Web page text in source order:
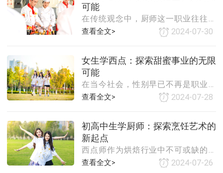
深度长期专业通常涵盖更为广泛和深
入的课程内容，从
么，学习西点并以此为基础创业，究
竟是一条怎样的道路呢？一、西点行
业的市场潜力随着消费升级和人们对
糕店、面包房，到新兴的烘焙工作
室、网红甜品店，西点
可能
在传统观念中，厨师这一职业往往被
视为女性的领域，但实际上，烹饪是
仅能够掌握一门实用的生活技能，更
有可能开启一段充满挑战与机遇的职
业旅程。以下是对男生学厨师这一选
择的深入探讨。一、烹饪技艺的实用
中，可以掌握各种烹饪技巧和方法，
了解食材的搭配和营养知识。这些实
用技能不仅能为他
2024-07-30
查看全文>
女生学西点：探索甜蜜事业的无限
可能
在当今社会，性别早已不再是职业选
择的限制，女生在各个领域都展现出
吸引了越来越多女生的目光。那么，
女生学西点究竟好不好呢？以下是对
这一话题的深入探讨。一、西点行业
的魅力所在西点，以其精致的外观、
2024-07-28
查看全文>
初高中生学厨师：探索烹饪艺术的
新起点
西点师作为烘焙行业中不可或缺的专
业人才，其月薪水平一直是众多求职
2024-07-26
查看全文>